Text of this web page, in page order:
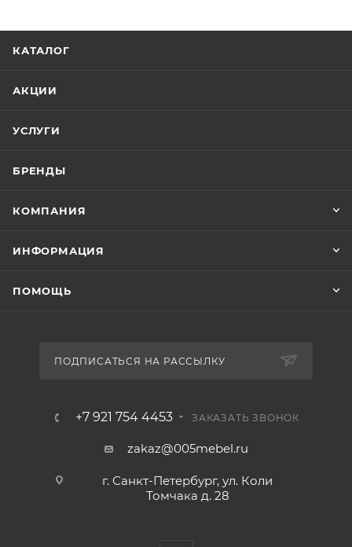
КАТАЛОГ
АКЦИИ
УСЛУГИ
БРЕНДЫ
КОМПАНИЯ
ИНФОРМАЦИЯ
ПОМОЩЬ
ПОДПИСАТЬСЯ НА РАССЫЛКУ
+7 921 754 4453 ЗАКАЗАТЬ ЗВОНОК
zakaz@005mebel.ru
г. Санкт-Петербург, ул. Коли
Томчака д. 28